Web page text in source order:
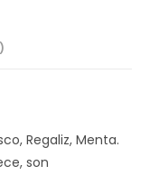
Regaliz, Menta.
son